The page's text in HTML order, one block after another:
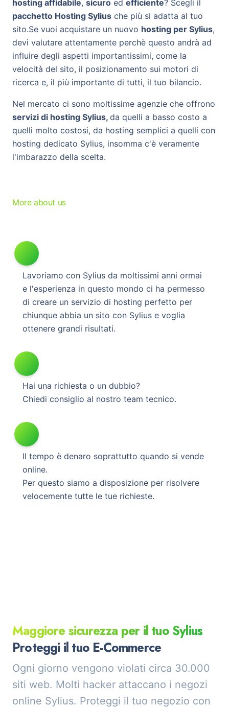
hosting affidabile, sicuro ed efficiente? Scegli il
pacchetto Hosting Sylius che più si adatta al tuo
sito.Se vuoi acquistare un nuovo hosting per Sylius,
devi valutare attentamente perchè questo andrà ad
influire degli aspetti importantissimi, come la
velocità del sito, il posizionamento sui motori di
ricerca e, il più importante di tutti, il tuo bilancio.
Nel mercato ci sono moltissime agenzie che offrono
servizi di hosting Sylius, da quelli a basso costo a
quelli molto costosi, da hosting semplici a quelli con
hosting dedicato Sylius, insomma c'è veramente
l'imbarazzo della scelta.
More about us
Lavoriamo con Sylius da moltissimi anni ormai
e l'esperienza in questo mondo ci ha permesso
di creare un servizio di hosting perfetto per
chiunque abbia un sito con Sylius e voglia
ottenere grandi risultati.
Hai una richiesta o un dubbio?
Chiedi consiglio al nostro team tecnico.
Il tempo è denaro soprattutto quando si vende
online.
Per questo siamo a disposizione per risolvere
velocemente tutte le tue richieste.
Maggiore sicurezza per il tuo Sylius
Proteggi il tuo E-Commerce
Ogni giorno vengono violati circa 30.000
siti web. Molti hacker attaccano i negozi
online Sylius. Proteggi il tuo negozio con